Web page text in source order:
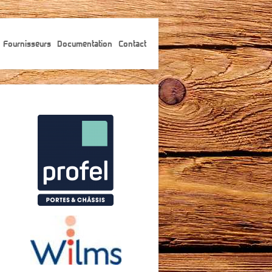
Fournisseurs Documentation Contact